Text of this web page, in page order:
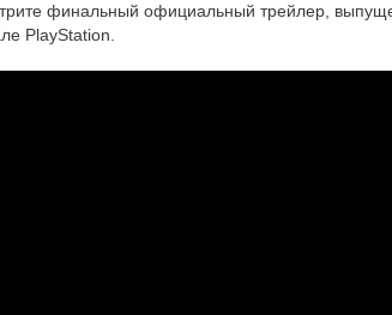
финальный официальный трейлер,
PlayStation.